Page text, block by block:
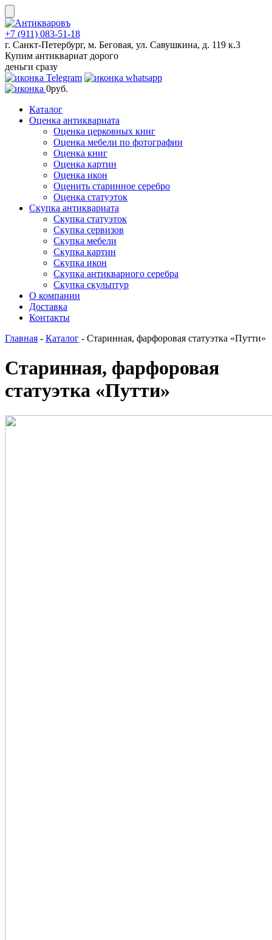
Skip
to
content
+7 (911) 083-51-18
г. Санкт-Петербург, м. Беговая, ул. Савушкина, д. 119 к.3
Купим антиквариат дорого
деньги сразу
0руб.
Каталог
Оценка антиквариата
Оценка церковных книг
Оценка мебели по фотографии
Оценка книг
Оценка картин
Оценка икон
Оценить старинное серебро
Оценка статуэток
Скупка антиквариата
Скупка статуэток
Скупка сервизов
Скупка мебели
Скупка картин
Скупка икон
Скупка антикварного серебра
Скупка скульптур
О компании
Доставка
Контакты
Главная - Каталог - Старинная, фарфоровая статуэтка «Путти»
Старинная, фарфоровая
статуэтка «Путти»